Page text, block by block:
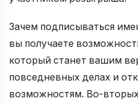
Зачем подписываться
вы получаете
который станет вашим
повседневных делах и
возможностям. Во-